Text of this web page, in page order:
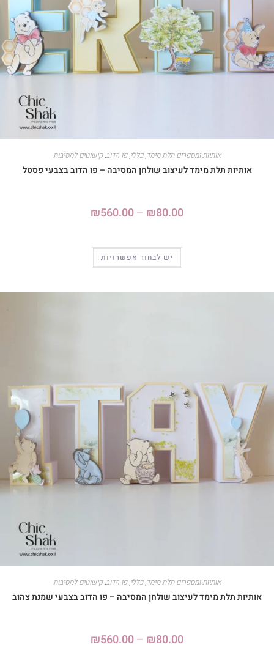
אותיות ומספרים תלת מימד,כללי,פו הדוב,קישוטים למסיבות
אותיות תלת מימד לעיצוב שולחן המסיבה – פו הדוב בצבעי פסטל
₪80.00
–
₪560.00
יש לבחור אפשרויות
אותיות ומספרים תלת מימד,כללי,פו הדוב,קישוטים למסיבות
אותיות תלת מימד לעיצוב שולחן המסיבה – פו הדוב בצבעי שמנת צהוב
₪80.00
–
₪560.00